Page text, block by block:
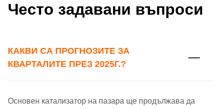
Често задавани въпроси
КАКВИ СА ПРОГНОЗИТЕ ЗА
КВАРТАЛИТЕ ПРЕЗ 2025Г.?
Основен катализатор на пазара ще продължава да